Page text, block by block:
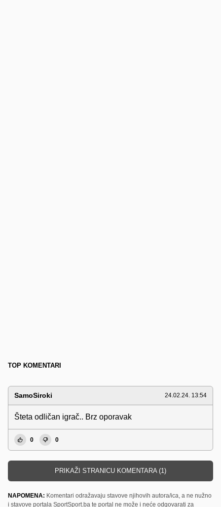
TOP KOMENTARI
SamoSiroki 24.02.24. 13:54
Šteta odličan igrač.. Brz oporavak
0 0
PRIKAŽI STRANICU KOMENTARA (1)
NAPOMENA: Komentari odražavaju stavove njihovih autora/ica, a ne nužno
i stavove portala SportSport.ba te portal ne može i neće odgovarati za